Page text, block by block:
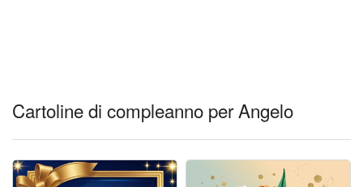
Cartoline giorni settimana
Cartoline musicali
Cartoline animate
Cartoline di compleanno per Angelo